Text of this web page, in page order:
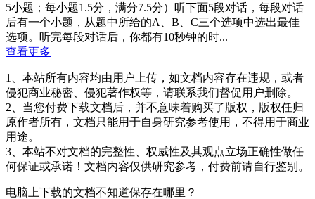
5小题；每小题1.5分，满分7.5分）听下面5段对话，每段对话
后有一个小题，从题中所给的A、B、C三个选项中选出最佳
选项。听完每段对话后，你都有10秒钟的时...
查看更多
1、本站所有内容均由用户上传，如文档内容存在违规，或者
侵犯商业秘密、侵犯著作权等，请联系我们督促用户删除。
2、当您付费下载文档后，并不意味着购买了版权，版权任归
原作者所有，文档只能用于自身研究参考使用，不得用于商业
用途。
3、本站不对文档的完整性、权威性及其观点立场正确性做任
何保证或承诺！文档内容仅供研究参考，付费前请自行鉴别。
电脑上下载的文档不知道保存在哪里？